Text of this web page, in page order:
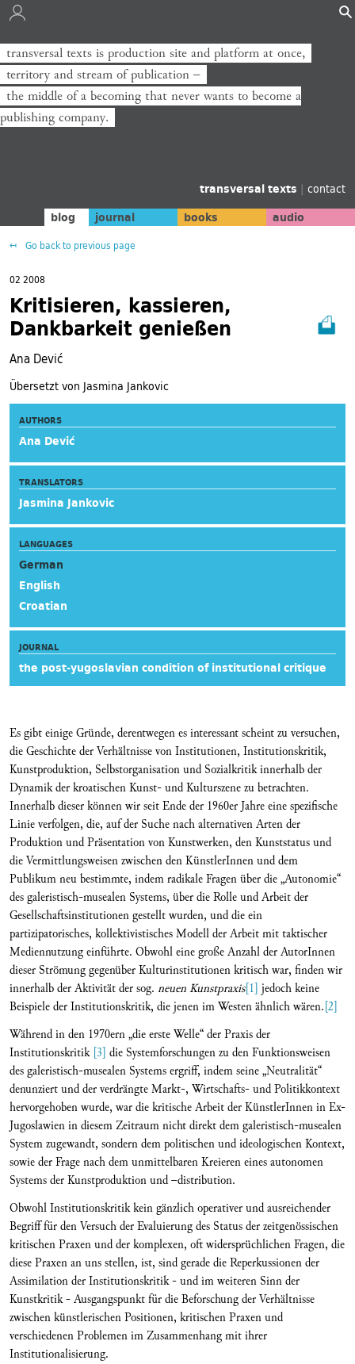
transversal texts is production site and platform at once,
territory and stream of publication −
the middle of a becoming that never wants to become a
publishing company.
transversal texts ist Produktionsort und Plattform zugleich,
Territorium und Strom der Veröffentlichung −
die Mitte eines Werdens, das niemals zum Verlag werden will.
transversal texts | contact
blog journal books audio
Go back to previous page
02 2008
Kritisieren, kassieren,
Dankbarkeit genießen
Ana Dević
Übersetzt von Jasmina Jankovic
AUTHORS
Ana Dević
TRANSLATORS
Jasmina Jankovic
LANGUAGES
German
English
Croatian
JOURNAL
the post-yugoslavian condition of institutional critique
Es gibt einige Gründe, derentwegen es interessant scheint zu versuchen,
die Geschichte der Verhältnisse von Institutionen, Institutionskritik,
Kunstproduktion, Selbstorganisation und Sozialkritik innerhalb der
Dynamik der kroatischen Kunst- und Kulturszene zu betrachten.
Innerhalb dieser können wir seit Ende der 1960er Jahre eine spezifische
Linie verfolgen, die, auf der Suche nach alternativen Arten der
Produktion und Präsentation von Kunstwerken, den Kunststatus und
die Vermittlungsweisen zwischen den KünstlerInnen und dem
Publikum neu bestimmte, indem radikale Fragen über die „Autonomie“
des galeristisch-musealen Systems, über die Rolle und Arbeit der
Gesellschaftsinstitutionen gestellt wurden, und die ein
partizipatorisches, kollektivistisches Modell der Arbeit mit taktischer
Mediennutzung einführte. Obwohl eine große Anzahl der AutorInnen
dieser Strömung gegenüber Kulturinstitutionen kritisch war, finden wir
innerhalb der Aktivität der sog. neuen Kunstpraxis[1] jedoch keine
Beispiele der Institutionskritik, die jenen im Westen ähnlich wären.[2]
Während in den 1970ern „die erste Welle“ der Praxis der
Institutionskritik [3] die Systemforschungen zu den Funktionsweisen
des galeristisch-musealen Systems ergriff, indem seine „Neutralität“
denunziert und der verdrängte Markt-, Wirtschafts- und Politikkontext
hervorgehoben wurde, war die kritische Arbeit der KünstlerInnen in Ex-
Jugoslawien in diesem Zeitraum nicht direkt dem galeristisch-musealen
System zugewandt, sondern dem politischen und ideologischen Kontext,
sowie der Frage nach dem unmittelbaren Kreieren eines autonomen
Systems der Kunstproduktion und –distribution.
Obwohl Institutionskritik kein gänzlich operativer und ausreichender
Begriff für den Versuch der Evaluierung des Status der zeitgenössischen
kritischen Praxen und der komplexen, oft widersprüchlichen Fragen, die
diese Praxen an uns stellen, ist, sind gerade die Reperkussionen der
Assimilation der Institutionskritik - und im weiteren Sinn der
Kunstkritik - Ausgangspunkt für die Beforschung der Verhältnisse
zwischen künstlerischen Positionen, kritischen Praxen und
verschiedenen Problemen im Zusammenhang mit ihrer
Institutionalisierung.